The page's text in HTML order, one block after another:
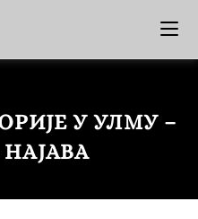
У УЛМУ –
НАЈАВА